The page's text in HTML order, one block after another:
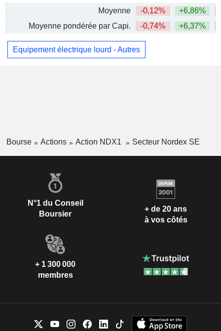
Moyenne
-0,12% +6,86%
Moyenne pondérée par Capi.
-0,74% +6,37%
Equipement électrique lourd - Autres
Bourse Actions Action NDX1 Secteur Nordex SE
N°1 du Conseil
Boursier
+ de 20 ans
à vos côtés
+ 1 300 000
membres